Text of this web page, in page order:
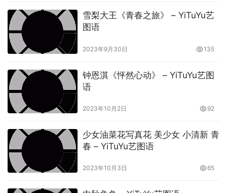
雪梨大王《青春之旅》 – YiTuYu艺
图语
2023年9月30日 135
钟恩淇《怦然心动》 – YiTuYu艺图
语
2023年10月2日 92
少女油菜花写真花 美少女 小清新 青
春 – YiTuYu艺图语
2023年10月3日 65